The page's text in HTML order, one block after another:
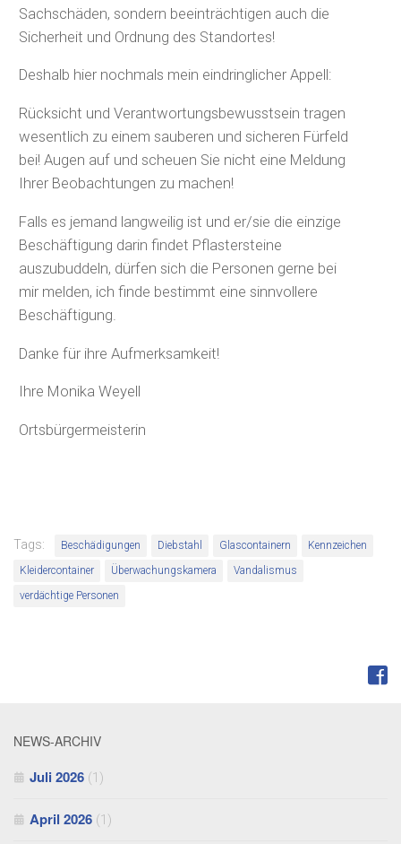
Sachschäden, sondern beeinträchtigen auch die
Sicherheit und Ordnung des Standortes!
Deshalb hier nochmals mein eindringlicher Appell:
Rücksicht und Verantwortungsbewusstsein tragen
wesentlich zu einem sauberen und sicheren Fürfeld
bei! Augen auf und scheuen Sie nicht eine Meldung
Ihrer Beobachtungen zu machen!
Falls es jemand langweilig ist und er/sie die einzige
Beschäftigung darin findet Pflastersteine
auszubuddeln, dürfen sich die Personen gerne bei
mir melden, ich finde bestimmt eine sinnvollere
Beschäftigung.
Danke für ihre Aufmerksamkeit!
Ihre Monika Weyell
Ortsbürgermeisterin
Tags: Beschädigungen Diebstahl Glascontainern
Kennzeichen
Kleidercontainer
Überwachungskamera
Vandalismus
verdächtige Personen
NEWS-ARCHIV
Juli 2026 (1)
April 2026 (1)